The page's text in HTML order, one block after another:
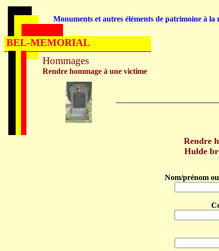
Rendre
Hulde
Nom/prénom
Hommages
Rendre hommage à une victime
Monuments et autres éléments de patrimoine à la
BEL-MEMORIAL